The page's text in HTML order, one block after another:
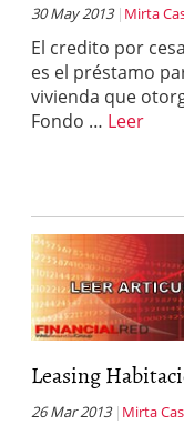
30 May 2013 Mirta
El credito por
es el préstamo
vivienda que
Fondo … Leer
Leasing
26 Mar 2013 Mirta